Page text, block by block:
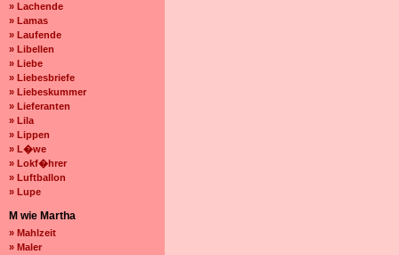
» Lachende
» Lamas
» Laufende
» Libellen
» Liebe
» Liebesbriefe
» Liebeskummer
» Lieferanten
» Lila
» Lippen
» L�we
» Lokf�hrer
» Luftballon
» Lupe
M wie Martha
» Mahlzeit
» Maler